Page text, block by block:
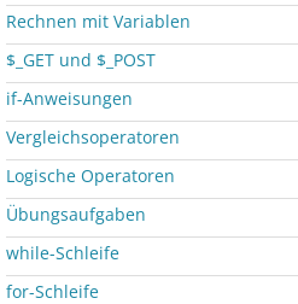
Rechnen mit Variablen
$_GET und $_POST
if-Anweisungen
Vergleichsoperatoren
Logische Operatoren
Übungsaufgaben
while-Schleife
for-Schleife